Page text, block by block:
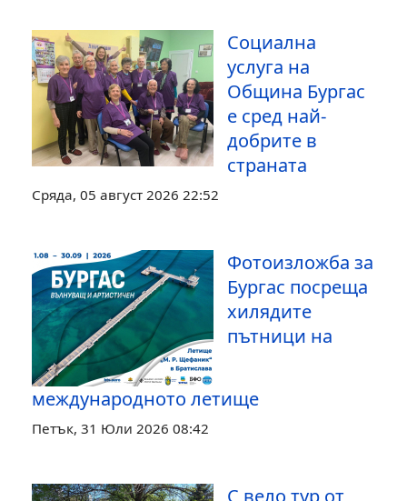
Социална
услуга на
Община Бургас
е сред най-
добрите в
страната
Сряда, 05 август 2026 22:52
Фотоизложба за
Бургас посреща
хилядите
пътници на
международното летище
Петък, 31 Юли 2026 08:42
С вело тур от